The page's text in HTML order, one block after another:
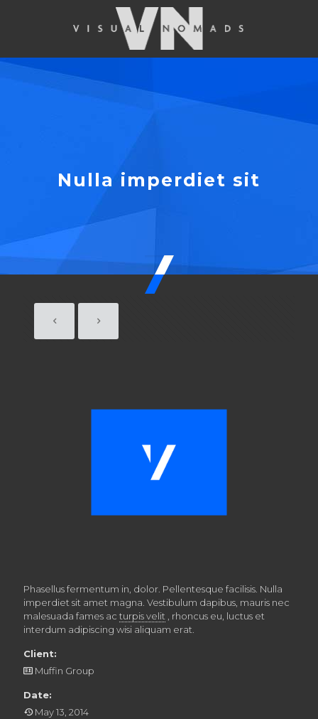
Nulla imperdiet sit
Phasellus fermentum in, dolor. Pellentesque facilisis. Nulla
imperdiet sit amet magna. Vestibulum dapibus, mauris nec
malesuada fames ac turpis velit, rhoncus eu, luctus et
interdum adipiscing wisi aliquam erat.
Client:
Muffin Group
Date:
May 13, 2014